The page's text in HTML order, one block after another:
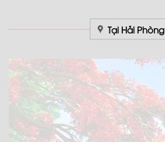
Tại Hải Phòng